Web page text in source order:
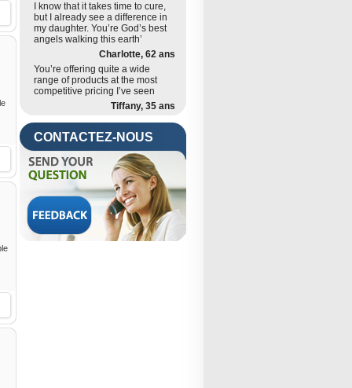
I know that it takes time to cure,
but I already see a difference in
my daughter. You’re God’s best
angels walking this earth’
Charlotte, 62 ans
You’re offering quite a wide
range of products at the most
competitive pricing I’ve seen
Tiffany, 35 ans
CONTACTEZ-NOUS